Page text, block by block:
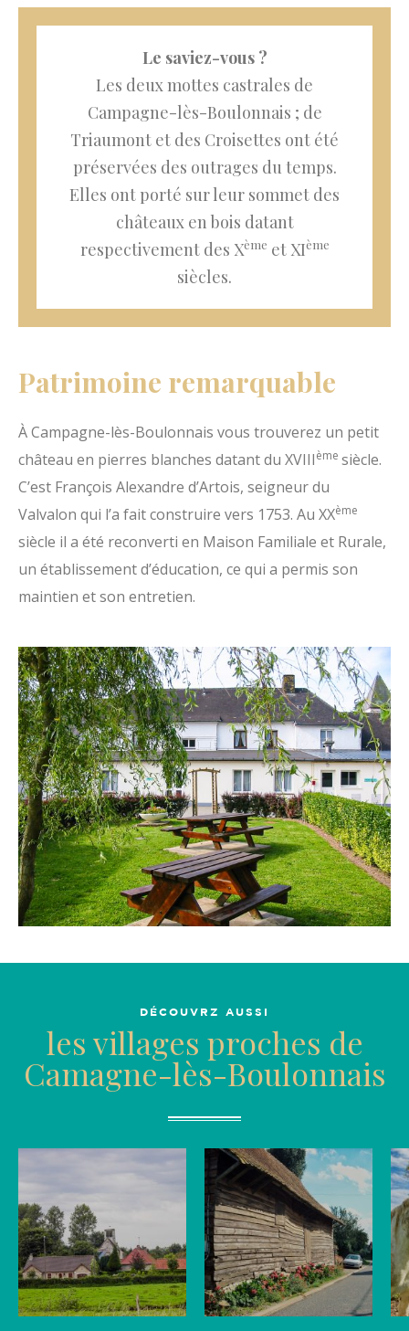
Le saviez-vous ?
Les deux mottes castrales de
Campagne-lès-Boulonnais ; de
Triaumont et des Croisettes ont été
préservées des outrages du temps.
Elles ont porté sur leur sommet des
châteaux en bois datant
respectivement des Xème et XIème
siècles.
Patrimoine remarquable
À Campagne-lès-Boulonnais vous trouverez un petit
château en pierres blanches datant du XVIIIème siècle.
C’est François Alexandre d’Artois, seigneur du
Valvalon qui l’a fait construire vers 1753. Au XXème
siècle il a été reconverti en Maison Familiale et Rurale,
un établissement d’éducation, ce qui a permis son
maintien et son entretien.
DÉCOUVRZ AUSSI
les villages proches de
Camagne-lès-Boulonnais